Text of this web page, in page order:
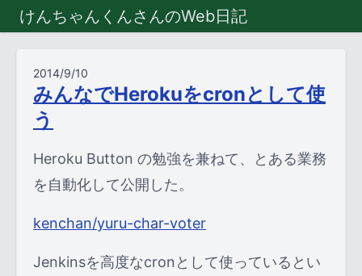
けんちゃんくんさんのWeb日記
2014/9/10
みんなでHerokuをcronとして使
う
Heroku Button の勉強を兼ねて、とある業務
を自動化して公開した。
kenchan/yuru-char-voter
Jenkinsを高度なcronとして使っているとい